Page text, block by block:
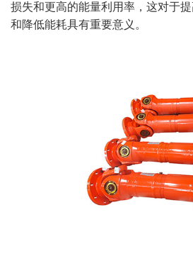
损失和更高的能量利用率，这对于
和降低能耗具有重要意义。